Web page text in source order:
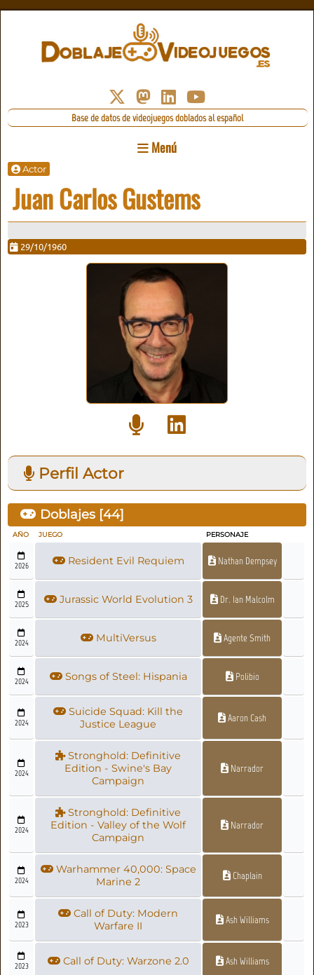
Base de datos de videojuegos doblados al español
Menú
Actor
Juan Carlos Gustems
29/10/1960
Perfil Actor
Doblajes [44]
AÑO JUEGO PERSONAJE
2026 Resident Evil Requiem Nathan Dempsey
2025 Jurassic World Evolution 3 Dr. Ian Malcolm
2024 MultiVersus Agente Smith
2024 Songs of Steel: Hispania Polibio
2024
Suicide Squad: Kill the
Justice League
Aaron Cash
2024
Stronghold: Definitive
Edition - Swine's Bay
Campaign
Narrador
2024
Stronghold: Definitive
Edition - Valley of the Wolf
Campaign
Narrador
2024
Warhammer 40,000: Space
Marine 2
Chaplain
2023
Call of Duty: Modern
Warfare II
Ash Williams
2023 Call of Duty: Warzone 2.0 Ash Williams